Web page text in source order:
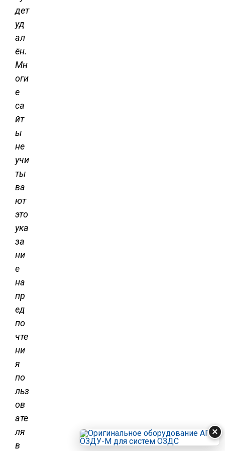
дет
уд
ал
ён.
Мн
оги
е
са
йт
ы
не
учи
ты
ва
ют
это
ука
за
ни
е
на
пр
ед
по
чте
ни
я
по
льз
ов
ате
ля
в
×